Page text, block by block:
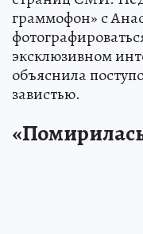
граммофон» с
эксклюзивном
объяснила
завистью.